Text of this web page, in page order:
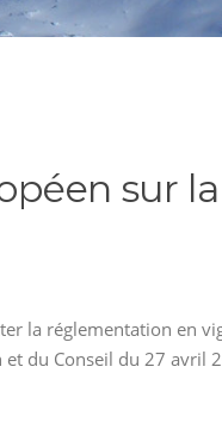
sur
la réglementation en
du Conseil du 27 avril